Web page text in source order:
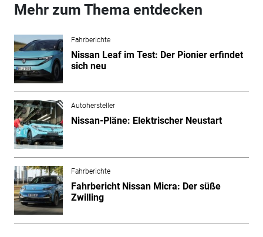
Mehr zum Thema entdecken
Fahrberichte
Nissan Leaf im Test: Der Pionier erfindet
sich neu
Autohersteller
Nissan-Pläne: Elektrischer Neustart
Fahrberichte
Fahrbericht Nissan Micra: Der süße
Zwilling